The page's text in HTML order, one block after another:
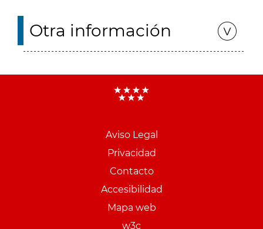
Otra información
Aviso Legal
Privacidad
Contacto
Accesibilidad
Mapa web
w3c